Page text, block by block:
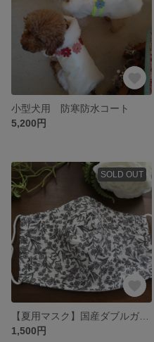
小型犬用 防寒防水コート
5,200円
SOLD OUT
1,500円